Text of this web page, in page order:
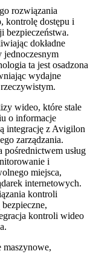
rozwiązania
kontrolę dostępu i
bezpieczeństwa.
dokładne
ta jest osadzona
wydajne
wideo, które stale
o informacje
integrację z Avigilon
zarządzania.
usług
i
miejsca,
internetowych.
kontroli
kontroli wideo
maszynowe,